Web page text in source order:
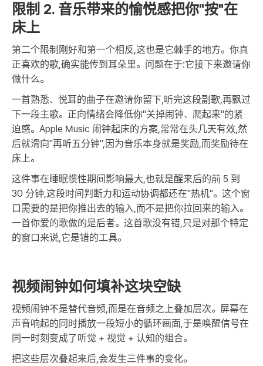
限制 2. 音乐带来的愉悦感把你"按"在
床上
第二个限制刚好和第一个相反,这也是它棘手的地方。你真
正喜欢的歌,确实能传到耳朵里。问题在于:它接下来邀请你
做什么。
一首熟悉、悦耳的曲子在邀请你留下,听完这段副歌,再飘过
下一段主歌。正向情绪会降低你"关掉闹钟、爬起来"的紧
迫感。Apple Music 闹钟起床的方案,常常在头几天有效,然
后就滑向"再听五分钟",因为音乐本身就是奖励,而奖励待在
床上。
这件事在睡眠惯性期间影响最大,也就是醒来后的前 5 到
30 分钟,这段时间判断力和运动协调都还在"热机"。这个窗
口需要的是把你推出去的输入,而不是把你拉回来的输入。
一首你爱的歌做的是后者。这首歌没有错,只是对那个特定
的窗口来说,它是错的工具。
视频闹钟如何填补这块空缺
视频闹钟不是替代音频,而是在音频之上叠加层次。屏幕在
声音响起的同时播放一段短小的循环画面,于是唤醒信号在
同一时刻变成了听觉 + 视觉 + 认知的组合。
把这些层次叠起来后,会发生三件事的变化。